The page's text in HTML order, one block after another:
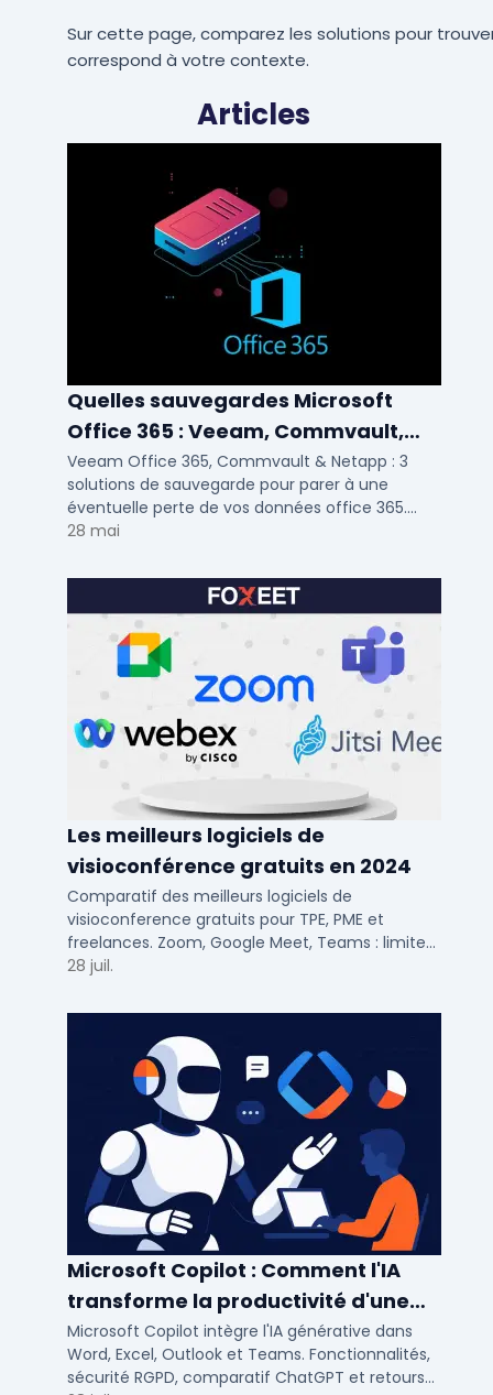
Sur cette page, comparez les solutions pour
correspond à votre contexte.
Articles
Quelles sauvegardes Microsoft
Office 365 : Veeam, Commvault,
Netapp
Veeam Office 365, Commvault & Netapp : 3
solutions de sauvegarde pour parer à une
éventuelle perte de vos données office 365.
Voici notre ...
28 mai
Les meilleurs logiciels de
visioconférence gratuits en 2024
Comparatif des meilleurs logiciels de
visioconference gratuits pour TPE, PME et
freelances. Zoom, Google Meet, Teams : limites,
participants, fonctions cles pour bien choisir.
28 juil.
Microsoft Copilot : Comment l'IA
transforme la productivité d'une
PME/ETI ?
Microsoft Copilot intègre l'IA générative dans
Word, Excel, Outlook et Teams. Fonctionnalités,
sécurité RGPD, comparatif ChatGPT et retours